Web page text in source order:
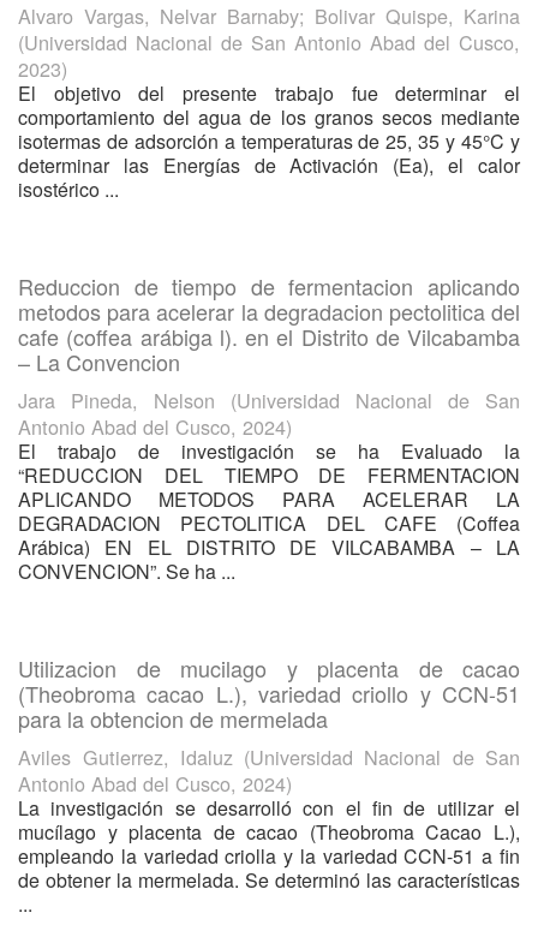
Alvaro Vargas, Nelvar Barnaby; Bolivar Quispe, Karina
(Universidad Nacional de San Antonio Abad del Cusco,
2023)
El objetivo del presente trabajo fue determinar el
comportamiento del agua de los granos secos mediante
isotermas de adsorción a temperaturas de 25, 35 y 45°C y
determinar las Energías de Activación (Ea), el calor
isostérico ...
Reduccion de tiempo de fermentacion aplicando
metodos para acelerar la degradacion pectolitica del
cafe (coffea arábiga l). en el Distrito de Vilcabamba
– La Convencion
Jara Pineda, Nelson (Universidad Nacional de San
Antonio Abad del Cusco, 2024)
El trabajo de investigación se ha Evaluado la
“REDUCCION DEL TIEMPO DE FERMENTACION
APLICANDO METODOS PARA ACELERAR LA
DEGRADACION PECTOLITICA DEL CAFE (Coffea
Arábica) EN EL DISTRITO DE VILCABAMBA – LA
CONVENCION”. Se ha ...
Utilizacion de mucilago y placenta de cacao
(Theobroma cacao L.), variedad criollo y CCN-51
para la obtencion de mermelada
Aviles Gutierrez, Idaluz (Universidad Nacional de San
Antonio Abad del Cusco, 2024)
La investigación se desarrolló con el fin de utilizar el
mucílago y placenta de cacao (Theobroma Cacao L.),
empleando la variedad criolla y la variedad CCN-51 a fin
de obtener la mermelada. Se determinó las características
...